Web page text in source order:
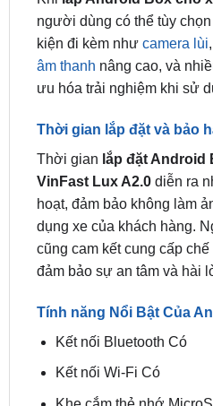
âm thanhnâng cao, và
ưu hóa trải nghiệm khi sử
Thời gian lắp đặt và bảo
VinFast Lux A2.0diễn ra
hoạt, đảm bảo không làm
dụng xe của khách hàng.
cũng cam kết cung cấp chế
đảm bảo sự an tâm và hài
Tính năng Nổi Bật Của